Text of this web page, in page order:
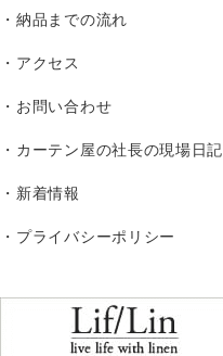
納品までの流れ
アクセス
お問い合わせ
カーテン屋の社長の現場日記
新着情報
プライバシーポリシー